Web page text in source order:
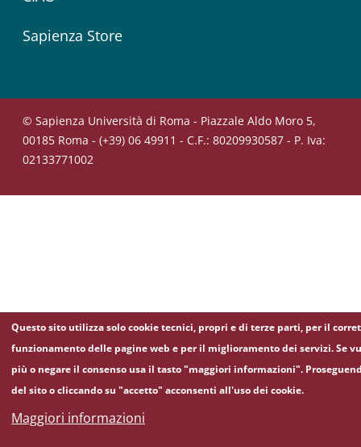
Sapienza Store
© Sapienza Università di Roma - Piazzale Aldo Moro 5,
00185 Roma - (+39) 06 49911 - C.F.: 80209930587 - P. Iva:
02133771002
Questo sito utilizza solo cookie tecnici, propri e di terze parti, per il
funzionamento delle pagine web e per il miglioramento dei servizi. Se
più o negare il consenso usa il tasto "maggiori informazioni".
del sito o cliccando su "accetto" acconsenti all'uso dei cookie.
Maggiori informazioni